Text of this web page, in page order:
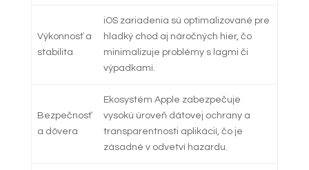
Výkonnosť a
stabilita
iOS zariadenia sú optimalizované pre
hladký chod aj náročných hier, čo
minimalizuje problémy s lagmi či
výpadkami.
Bezpečnosť
a dôvera
Ekosystém Apple zabezpečuje
vysokú úroveň dátovej ochrany a
transparentnosti aplikácií, čo je
zásadné v odvetví hazardu.